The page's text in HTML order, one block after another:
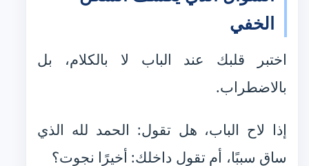
الخفي
اختبر قلبك عند الباب لا بالكلام، بل
بالاضطراب.
إذا لاح الباب، هل تقول: الحمد لله الذي
ساق سببًا، أم تقول داخلك: أخيرًا نجوت؟